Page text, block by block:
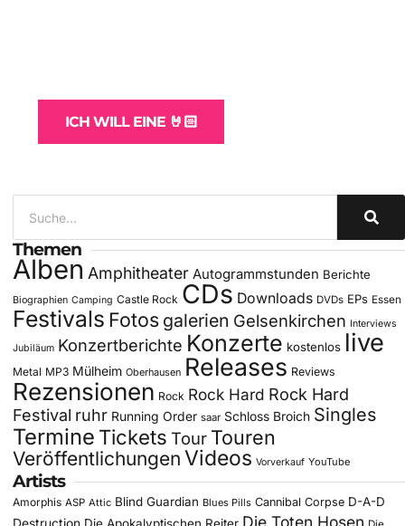
ICH WILL EINE 🤘🏻
Themen
Alben Amphitheater Autogrammstunden Berichte
Biographien Camping Castle Rock CDs Downloads DVDs EPs Essen
Festivals Fotos galerien Gelsenkirchen Interviews
Jubiläum Konzertberichte Konzerte kostenlos live
Metal MP3 Mülheim Oberhausen Releases Reviews
Rezensionen Rock Rock Hard Rock Hard
Festival ruhr Running Order saar Schloss Broich Singles
Termine Tickets Tour Touren
Veröffentlichungen Videos Vorverkauf YouTube
Artists
Amorphis ASP Attic Blind Guardian Blues Pills Cannibal Corpse D-A-D
Die Toten Hosen